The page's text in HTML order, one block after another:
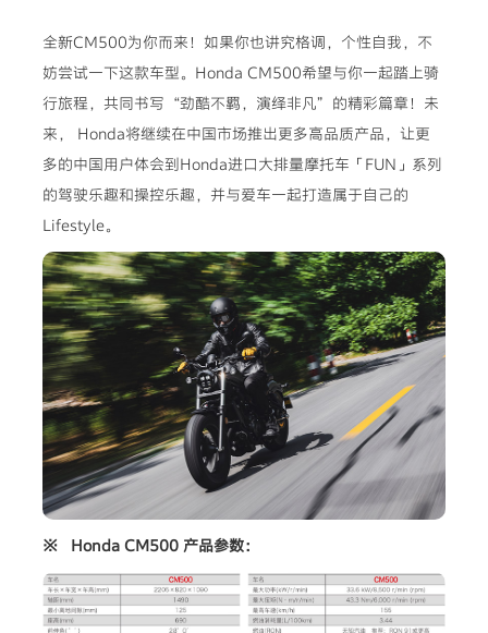
全新CM500为你而来！如果你也讲究格调，个性自我，不
妨尝试一下这款车型。Honda CM500希望与你一起踏上骑
行旅程，共同书写“劲酷不羁，演绎非凡”的精彩篇章！未
来， Honda将继续在中国市场推出更多高品质产品，让更
多的中国用户体会到Honda进口大排量摩托车「FUN」系列
的驾驶乐趣和操控乐趣，并与爱车一起打造属于自己的
Lifestyle。
※ Honda CM500 产品参数：